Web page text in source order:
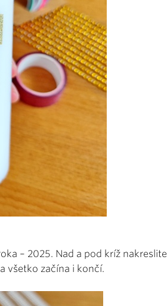
– 2025. Nad a pod kríž nakreslite
všetko začína i končí.